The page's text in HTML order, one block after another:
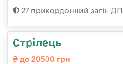
27 прикордонний загін
Стрілець
до 20500 грн